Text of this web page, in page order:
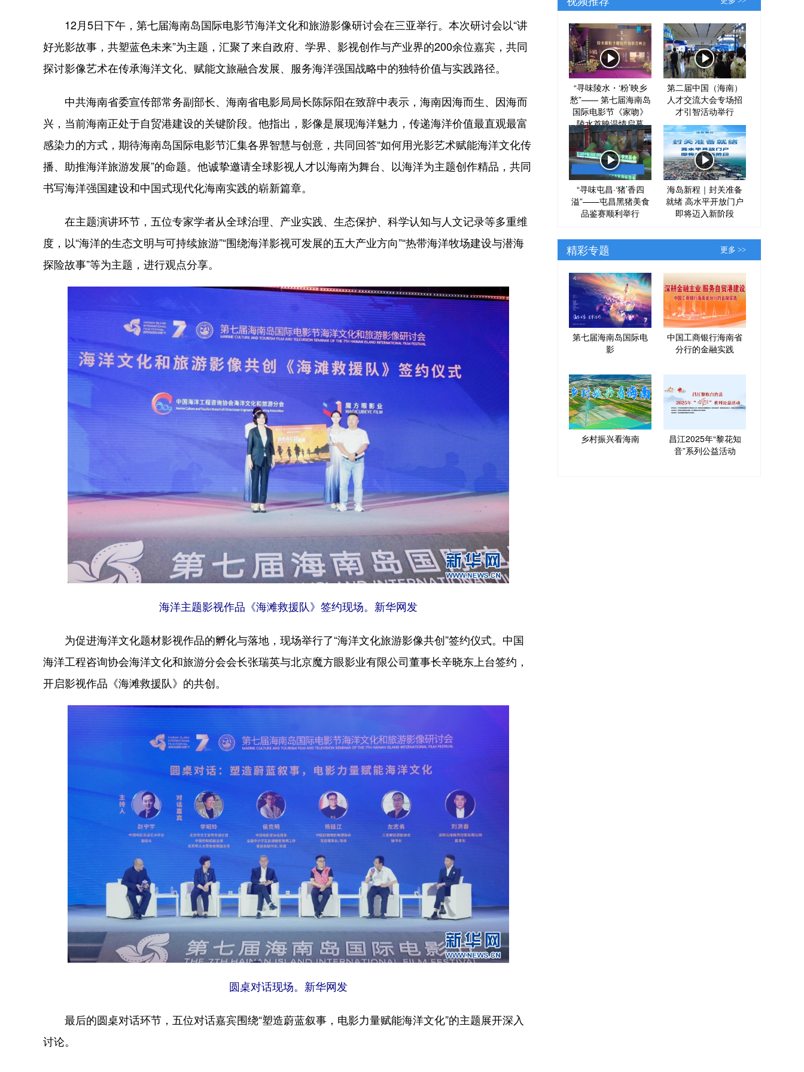
12月5日下午，第七届海南岛国际电影节海洋文化和旅游影像研讨会在三亚举行。本次研讨会以“讲
好光影故事，共塑蓝色未来”为主题，汇聚了来自政府、学界、影视创作与产业界的200余位嘉宾，共同
探讨影像艺术在传承海洋文化、赋能文旅融合发展、服务海洋强国战略中的独特价值与实践路径。
中共海南省委宣传部常务副部长、海南省电影局局长陈际阳在致辞中表示，海南因海而生、因海而
兴，当前海南正处于自贸港建设的关键阶段。他指出，影像是展现海洋魅力，传递海洋价值最直观最富
感染力的方式，期待海南岛国际电影节汇集各界智慧与创意，共同回答“如何用光影艺术赋能海洋文化传
播、助推海洋旅游发展”的命题。他诚挚邀请全球影视人才以海南为舞台、以海洋为主题创作精品，共同
书写海洋强国建设和中国式现代化海南实践的崭新篇章。
在主题演讲环节，五位专家学者从全球治理、产业实践、生态保护、科学认知与人文记录等多重维
度，以“海洋的生态文明与可持续旅游”“围绕海洋影视可发展的五大产业方向”“热带海洋牧场建设与潜海
探险故事”等为主题，进行观点分享。
海洋主题影视作品《海滩救援队》签约现场。新华网发
为促进海洋文化题材影视作品的孵化与落地，现场举行了“海洋文化旅游影像共创”签约仪式。中国
海洋工程咨询协会海洋文化和旅游分会会长张瑞英与北京魔方眼影业有限公司董事长辛晓东上台签约，
开启影视作品《海滩救援队》的共创。
圆桌对话现场。新华网发
最后的圆桌对话环节，五位对话嘉宾围绕“塑造蔚蓝叙事，电影力量赋能海洋文化”的主题展开深入
讨论。
“寻味陵水・‘粉’映乡
愁”—— 第七届海南岛
国际电影节《家吻》
陵水首映温情启幕
第二届中国（海南）
人才交流大会专场招
才引智活动举行
“寻味屯昌·‘猪’香四
溢”——屯昌黑猪美食
品鉴赛顺利举行
海岛新程｜封关准备
就绪 高水平开放门户
即将迈入新阶段
精彩专题 更多 >>
第七届海南岛国际电
影
中国工商银行海南省
分行的金融实践
乡村振兴看海南
昌江2025年“黎花知
音”系列公益活动